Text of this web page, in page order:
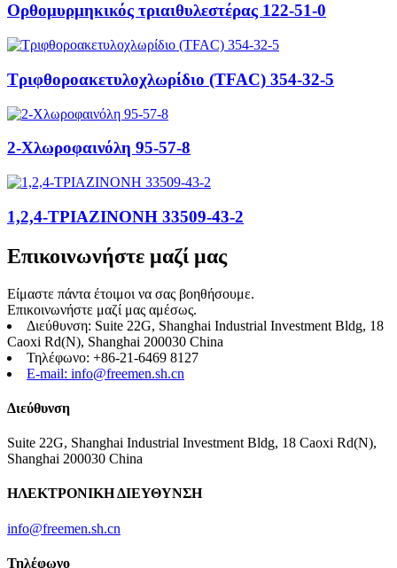
Ορθομυρμηκικός τριαιθυλεστέρας 122-51-0
Τριφθοροακετυλοχλωρίδιο (TFAC) 354-32-5
2-Χλωροφαινόλη 95-57-8
1,2,4-ΤΡΙΑΖΙΝΟΝΗ 33509-43-2
Επικοινωνήστε μαζί μας
Είμαστε πάντα έτοιμοι να σας βοηθήσουμε.
Επικοινωνήστε μαζί μας αμέσως.
Διεύθυνση: Suite 22G, Shanghai Industrial Investment Bldg, 18
Caoxi Rd(N), Shanghai 200030 China
Τηλέφωνο: +86-21-6469 8127
E-mail: info@freemen.sh.cn
Διεύθυνση
Suite 22G, Shanghai Industrial Investment Bldg, 18 Caoxi Rd(N),
Shanghai 200030 China
ΗΛΕΚΤΡΟΝΙΚΗ ΔΙΕΥΘΥΝΣΗ
info@freemen.sh.cn
Τηλέφωνο